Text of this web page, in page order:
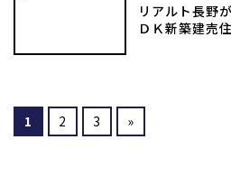
リアルト長野
ＤＫ新築建売
1 2 3 »